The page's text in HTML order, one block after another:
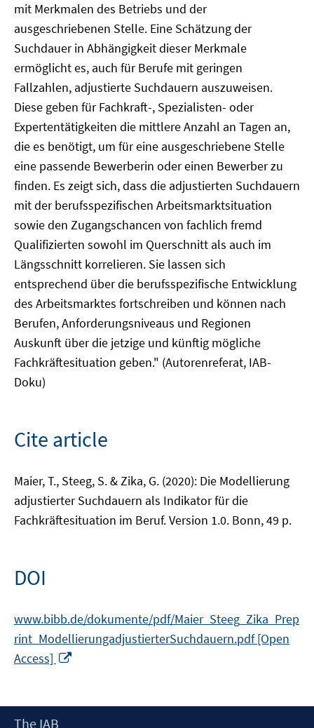
mit Merkmalen des Betriebs und der
ausgeschriebenen Stelle. Eine Schätzung der
Suchdauer in Abhängigkeit dieser Merkmale
ermöglicht es, auch für Berufe mit geringen
Fallzahlen, adjustierte Suchdauern auszuweisen.
Diese geben für Fachkraft-, Spezialisten- oder
Expertentätigkeiten die mittlere Anzahl an Tagen an,
die es benötigt, um für eine ausgeschriebene Stelle
eine passende Bewerberin oder einen Bewerber zu
finden. Es zeigt sich, dass die adjustierten Suchdauern
mit der berufsspezifischen Arbeitsmarktsituation
sowie den Zugangschancen von fachlich fremd
Qualifizierten sowohl im Querschnitt als auch im
Längsschnitt korrelieren. Sie lassen sich
entsprechend über die berufsspezifische Entwicklung
des Arbeitsmarktes fortschreiben und können nach
Berufen, Anforderungsniveaus und Regionen
Auskunft über die jetzige und künftig mögliche
Fachkräftesituation geben." (Autorenreferat, IAB-
Doku)
Cite article
Maier, T., Steeg, S. & Zika, G. (2020): Die Modellierung
adjustierter Suchdauern als Indikator für die
Fachkräftesituation im Beruf. Version 1.0. Bonn, 49 p.
DOI
www.bibb.de/dokumente/pdf/Maier_Steeg_Zika_Prep
rint_ModellierungadjustierterSuchdauern.pdf [Open
Access]
new
Footer
The IAB